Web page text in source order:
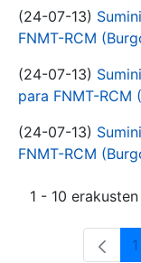
(24-07-13)
FNMT-RCM
(24-07-13)
para FNMT-RCM
(24-07-13)
FNMT-RCM
1 - 10
1